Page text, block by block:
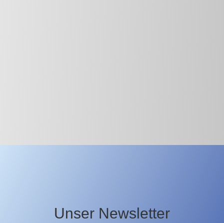
Unser Newsletter